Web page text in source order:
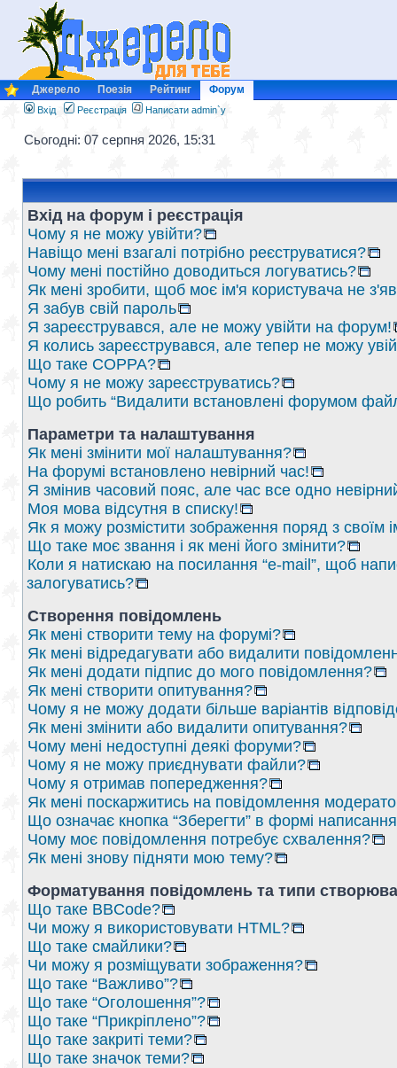
Джерело Поезія Рейтинг Форум
Вхід Реєстрація Написати admin`у
Сьогодні: 07 серпня 2026, 15:31
Вхід на форум і реєстрація
Чому я не можу увійти?
Навіщо мені взагалі потрібно реєструватися?
Чому мені постійно доводиться логуватись?
Як мені зробити, щоб моє ім'я користувача не
Я забув свій пароль
Я зареєструвався, але не можу увійти на форум!
Я колись зареєструвався, але тепер не можу
Що таке COPPA?
Чому я не можу зареєструватись?
Що робить “Видалити встановлені форумом
Параметри та налаштування
Як мені змінити мої налаштування?
На форумі встановлено невірний час!
Я змінив часовий пояс, але час все одно
Моя мова відсутня в списку!
Як я можу розмістити зображення поряд з своїм
Що таке моє звання і як мені його змінити?
Коли я натискаю на посилання “e-mail”, щоб
залогуватись?
Створення повідомлень
Як мені створити тему на форумі?
Як мені відредагувати або видалити
Як мені додати підпис до мого повідомлення?
Як мені створити опитування?
Чому я не можу додати більше варіантів
Як мені змінити або видалити опитування?
Чому мені недоступні деякі форуми?
Чому я не можу приєднувати файли?
Чому я отримав попередження?
Як мені поскаржитись на повідомлення
Що означає кнопка “Зберегти” в формі
Чому моє повідомлення потребує схвалення?
Як мені знову підняти мою тему?
Форматування повідомлень та типи
Що таке BBCode?
Чи можу я використовувати HTML?
Що таке смайлики?
Чи можу я розміщувати зображення?
Що таке “Важливо”?
Що таке “Оголошення”?
Що таке “Прикріплено”?
Що таке закриті теми?
Що таке значок теми?